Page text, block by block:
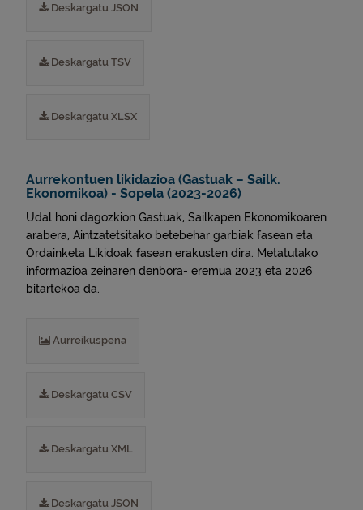
Deskargatu JSON
Deskargatu TSV
Deskargatu XLSX
Aurrekontuen likidazioa (Gastuak – Sailk.
Ekonomikoa) - Sopela (2023-2026)
Udal honi dagozkion Gastuak, Sailkapen Ekonomikoaren
arabera, Aintzatetsitako betebehar garbiak fasean eta
Ordainketa Likidoak fasean erakusten dira. Metatutako
informazioa zeinaren denbora- eremua 2023 eta 2026
bitartekoa da.
Aurreikuspena
Deskargatu CSV
Deskargatu XML
Deskargatu JSON